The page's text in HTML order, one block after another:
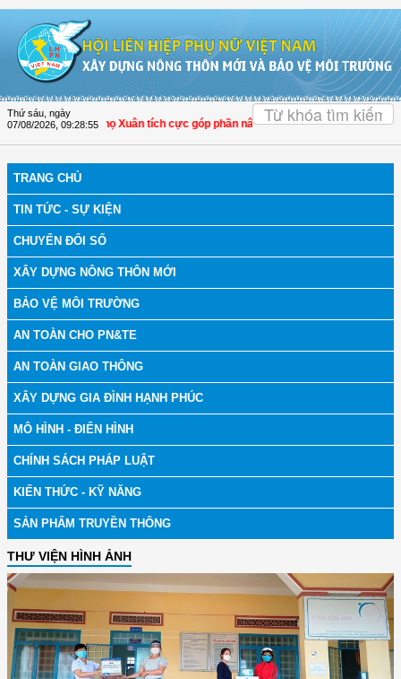
Thứ sáu, ngày
07/08/2026 09:28:56
Hội LHPN Thọ Xuân tích cực góp phần nâng cao tỷ lệ người dân tham gia
TRANG CHỦ
TIN TỨC - SỰ KIỆN
CHUYỂN ĐỔI SỐ
XÂY DỰNG NÔNG THÔN MỚI
BẢO VỆ MÔI TRƯỜNG
AN TOÀN CHO PN&TE
AN TOÀN GIAO THÔNG
XÂY DỰNG GIA ĐÌNH HẠNH PHÚC
MÔ HÌNH - ĐIỂN HÌNH
CHÍNH SÁCH PHÁP LUẬT
KIẾN THỨC - KỸ NĂNG
SẢN PHẨM TRUYỀN THÔNG
THƯ VIỆN HÌNH ẢNH
OK